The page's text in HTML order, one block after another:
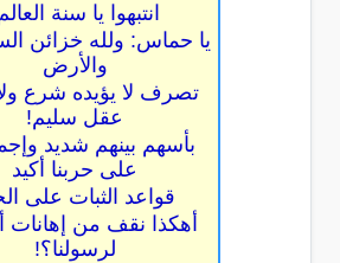
انتبهوا يا سنة
يا حماس: ولله خزائن
والأرض
تصرف لا يؤيده شرع
عقل سليم!
بأسهم بينهم شديد
على حربنا أكيد
قواعد الثبات على
أهكذا نقف من إهانات
لرسولنا؟!